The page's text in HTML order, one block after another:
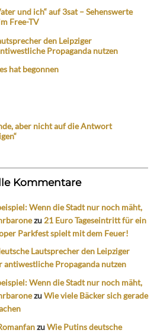
und ich“ auf 3sat – Sehenswerte
Free-TV
den Leipziger
Propaganda nutzen
hat begonnen
aber nicht auf die Antwort
Kommentare
Wenn die Stadt nur noch mäht,
zu 21 Euro Tageseintritt für ein
Parkfest spielt mit dem Feuer!
Lautsprecher den Leipziger
antiwestliche Propaganda nutzen
Wenn die Stadt nur noch mäht,
zuWie viele Bäcker sich gerade
zuWie Putins deutsche